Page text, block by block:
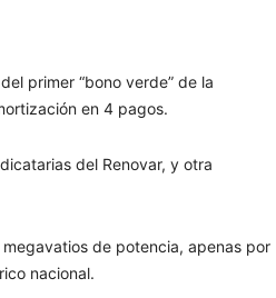
primer “bono verde” de la
en 4 pagos.
del Renovar, y otra
de potencia, apenas por
nacional.